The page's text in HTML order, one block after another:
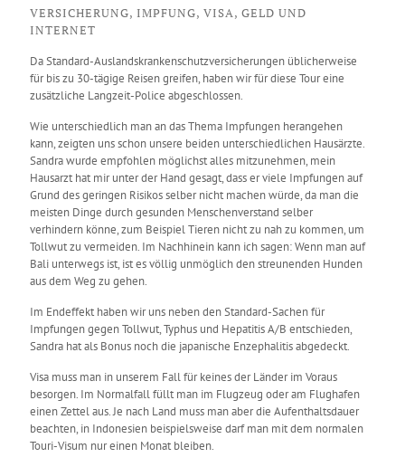
VERSICHERUNG, IMPFUNG, VISA, GELD UND
INTERNET
Da Standard-Auslandskrankenschutzversicherungen üblicherweise
für bis zu 30-tägige Reisen greifen, haben wir für diese Tour eine
zusätzliche Langzeit-Police abgeschlossen.
Wie unterschiedlich man an das Thema Impfungen herangehen
kann, zeigten uns schon unsere beiden unterschiedlichen Hausärzte.
Sandra wurde empfohlen möglichst alles mitzunehmen, mein
Hausarzt hat mir unter der Hand gesagt, dass er viele Impfungen auf
Grund des geringen Risikos selber nicht machen würde, da man die
meisten Dinge durch gesunden Menschenverstand selber
verhindern könne, zum Beispiel Tieren nicht zu nah zu kommen, um
Tollwut zu vermeiden. Im Nachhinein kann ich sagen: Wenn man auf
Bali unterwegs ist, ist es völlig unmöglich den streunenden Hunden
aus dem Weg zu gehen.
Im Endeffekt haben wir uns neben den Standard-Sachen für
Impfungen gegen Tollwut, Typhus und Hepatitis A/B entschieden,
Sandra hat als Bonus noch die japanische Enzephalitis abgedeckt.
Visa muss man in unserem Fall für keines der Länder im Voraus
besorgen. Im Normalfall füllt man im Flugzeug oder am Flughafen
einen Zettel aus. Je nach Land muss man aber die Aufenthaltsdauer
beachten, in Indonesien beispielsweise darf man mit dem normalen
Touri-Visum nur einen Monat bleiben.